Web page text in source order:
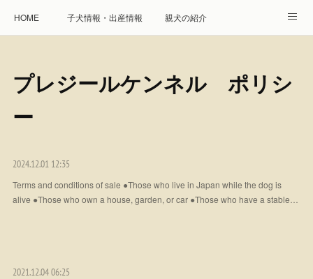
HOME 子犬情報・出産情報 親犬の紹介
遺伝疾患への取り組み Instagram アクセス
プレジール親睦会
プレジールケンネル ポリシ
ー
2024.12.01 12:35
Terms and conditions of sale ●Those who live in Japan while the dog is
alive ●Those who own a house, garden, or car ●Those who have a stable…
2021.12.04 06:25